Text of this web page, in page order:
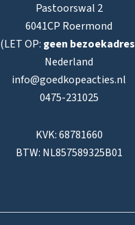
Pastoorswal 2
6041CP Roermond
(LET OP: geen bezoekadres
Nederland
info@goedkopeacties.nl
0475-231025
KVK: 68781660
BTW: NL857589325B01